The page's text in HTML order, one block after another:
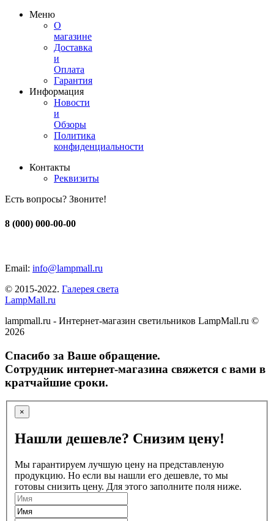
Меню
О
магазине
Доставка
и
Оплата
Гарантия
Информация
Новости
и
Обзоры
Политика
конфиденциальности
Контакты
Реквизиты
Есть вопросы? Звоните!
8 (000) 000-00-00
Email: info@lampmall.ru
© 2015-2022. Галерея света
LampMall.ru
lampmall.ru - Интернет-магазин светильников LampMall.ru ©
2026
Спасибо за Ваше обращение.
Сотрудник интернет-магазина свяжется с вами в
кратчайшие сроки.
×
Нашли дешевле? Снизим цену!
Мы гарантируем лучшую цену на представленую
продукцию. Но если вы нашли его дешевле, то мы
готовы снизить цену. Для этого заполните поля ниже.